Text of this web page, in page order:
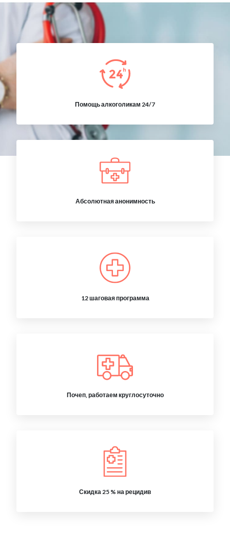
Помощь алкоголикам 24/7
Абсолютная анонимность
12 шаговая программа
Почеп, работаем круглосуточно
Скидка 25 % на рецидив